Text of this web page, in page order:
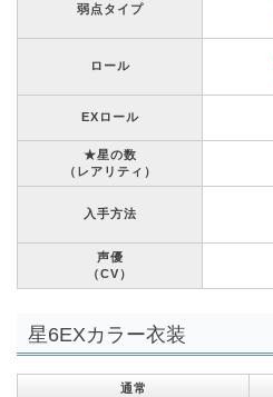
弱点タイプ
ロール
EXロール
★星の数
（レアリティ）
入手方法
声優
（CV）
星6EXカラー衣装
通常